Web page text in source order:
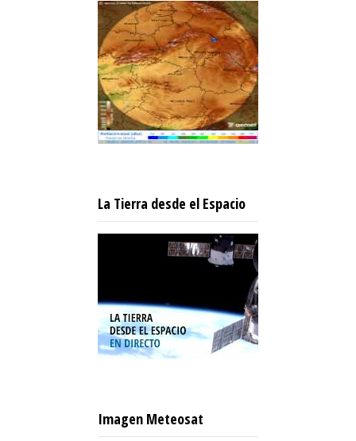
La Tierra desde el Espacio
Imagen Meteosat